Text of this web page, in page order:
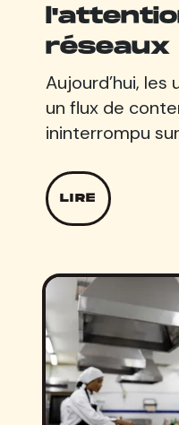
réseaux
Aujourd’hui,
un flux de
ininterrompu
LIRE